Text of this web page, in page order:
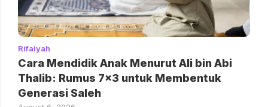
Rifaiyah
Cara Mendidik Anak Menurut Ali bin Abi
Thalib: Rumus 7×3 untuk Membentuk
Generasi Saleh